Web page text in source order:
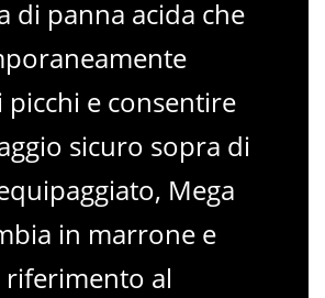
di panna acida che
e consentire
sicuro sopra di
Mega
in marrone e
riferimento al